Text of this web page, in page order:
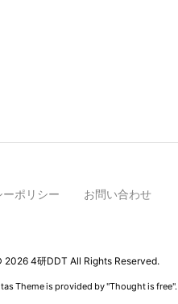
ポリシー お問い合わせ
2026 4研DDT All Rights Reserved.
Theme is provided by "Thought is free".